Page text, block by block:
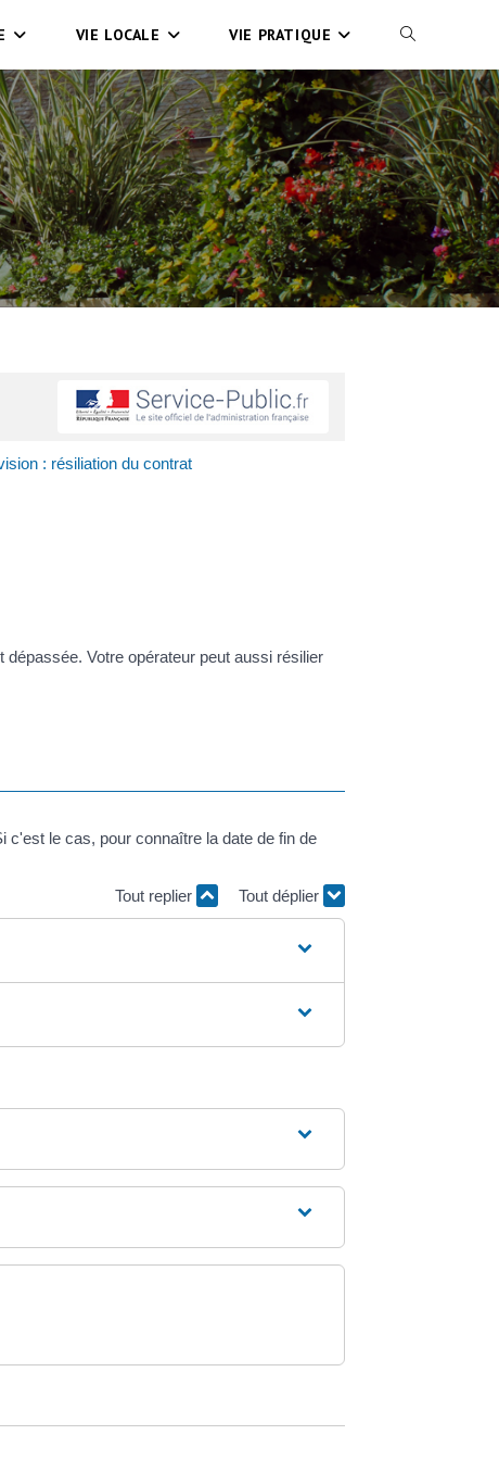
VIE LOCALE VIE PRATIQUE
: résiliation du contrat
Votre opérateur peut aussi résilier
le cas, pour connaître la date de fin de
Tout replier
Tout déplier